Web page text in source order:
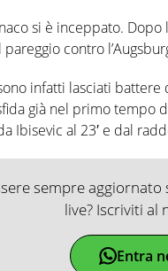
si è inceppato.
contro
infatti lasciati
già nel primo tempo
Ibisevic al 23′ e dal
sempre
live? Iscriviti al
Entra